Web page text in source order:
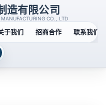
造有限公司
CO., LTD
于我们 招商合作 联系我们